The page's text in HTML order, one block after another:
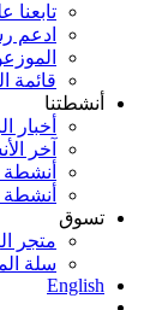
تابعنا
ادعم
قائمة
أنشطتنا
أخبار
آخر
أنشطة
أنشطة
تسوق
متجر
سلة
English